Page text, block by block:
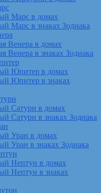
Марс в домах
Марс в знаках Зодиака
Венера в домах
Венера в знаках Зодиака
Юпитер в домах
Юпитер в знаках
Сатурн в домах
Сатурн в знаках Зодиака
Уран в домах
Уран в знаках Зодиака
Нептун в домах
Нептун в знаках